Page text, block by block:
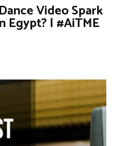
Video Spark
Egypt? | #AiTME